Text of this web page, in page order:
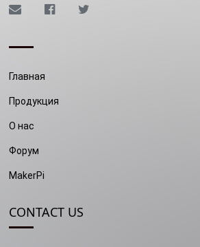
Главная
Продукция
О нас
Форум
MakerPi
CONTACT US